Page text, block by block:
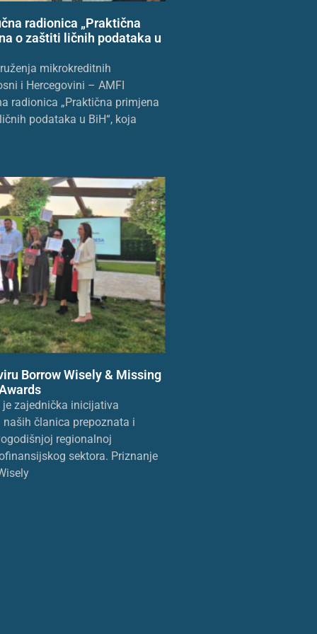
radionica „Praktična
o zaštiti ličnih podataka u
mikrokreditnih
i Hercegovini – AMFI
radionica „Praktična primjena
podataka u BiH“, koja
Borrow Wisely & Missing
zajednička inicijativa
naših članica prepoznata i
regionalnoj
sektora. Priznanje